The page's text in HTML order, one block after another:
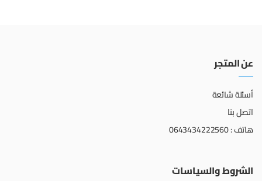
عن المتجر
أسئلة شائعة
اتصل بنا
هاتف : 0643434222560
الشروط والسياسات